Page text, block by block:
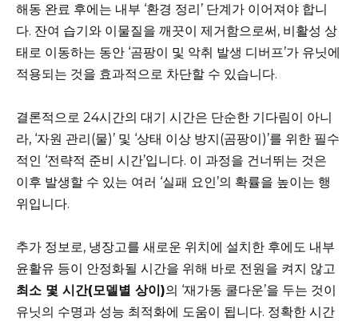
해동 완료 후에는 내부 ‘환경 정리’ 단계가 이어져야 합니
다. 잔여 습기와 이물질을 깨끗이 제거함으로써, 비활성 상
태로 이동하는 동안 ‘곰팡이 및 악취 발생 디버프’가 유닛에
적용되는 것을 효과적으로 차단할 수 있습니다.
결론적으로 24시간의 대기 시간은 단순한 기다림이 아니
라, ‘자원 관리(물)’ 및 ‘상태 이상 방지(곰팡이)’를 위한 필수
적인 ‘전략적 준비 시간’입니다. 이 과정을 건너뛰는 것은
이후 발생할 수 있는 여러 ‘실패 요인’의 확률을 높이는 행
위입니다.
추가 정보로, 냉장고를 새로운 위치에 설치한 후에도 내부
윤활유 등이 안정화될 시간을 위해 바로 전원을 켜지 않고
최소 몇 시간(모델별 상이)의 ‘재가동 쿨다운’을 두는 것이
유닛의 수명과 성능 최적화에 도움이 됩니다. 정확한 시간